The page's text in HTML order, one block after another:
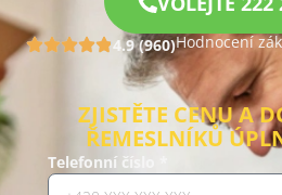
4.9 (960)Hodnocení
ZJISTĚTE CENU A
ŘEMESLNÍKŮ
Telefonní číslo *